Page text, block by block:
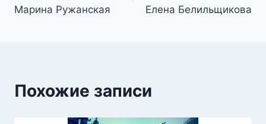
записям
Марина Ружанская
Елена Белильщикова
Похожие записи